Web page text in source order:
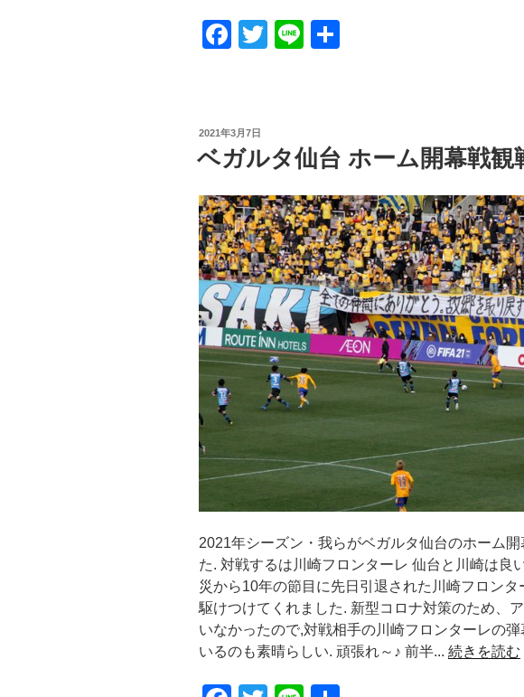
F
e
b
o
o
k
T
Li
投
日:
2021年3月7日
ベガルタ仙台 ホーム開幕戦観
2021年シーズン・我らがベガルタ仙台のホーム
た. 対戦するは川崎フロンターレ 仙台と川崎は良
災から10年の節目に先日引退された川崎フロンタ
駆けつけてくれました. 新型コロナ対策のため、
いなかったので,対戦相手の川崎フロンターレの
いるのも素晴らしい. 頑張れ～♪ 前半... 続きを読む